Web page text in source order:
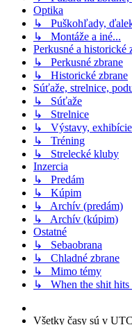
Optika
↳ Puškohľady,
↳ Montáže a iné...
Perkusné a historické
↳ Perkusné zbrane
↳ Historické zbrane
Súťaže, strelnice,
↳ Súťaže
↳ Strelnice
↳ Výstavy, exhibície
↳ Tréning
↳ Strelecké kluby
Inzercia
↳ Predám
↳ Kúpim
↳ Archív (predám)
↳ Archív (kúpim)
Ostatné
↳ Sebaobrana
↳ Chladné zbrane
↳ Mimo témy
↳ When the shit hits
Všetky časy sú v